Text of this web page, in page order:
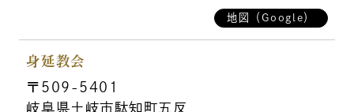
地図（Google）
身延教会
〒509-5401
岐阜県土岐市駄知町五反